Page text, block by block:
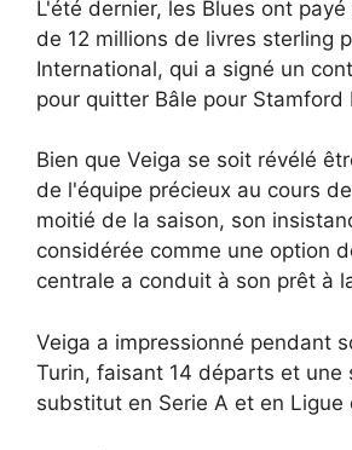
L'été dernier, les Blues ont
de 12 millions de livres sterling
International, qui a signé un
pour quitter Bâle pour Stamford
Bien que Veiga se soit révélé
de l'équipe précieux au cours
moitié de la saison, son
considérée comme une option
centrale a conduit à son prêt à
Veiga a impressionné pendant
Turin, faisant 14 départs et une
substitut en Serie A et en Ligue